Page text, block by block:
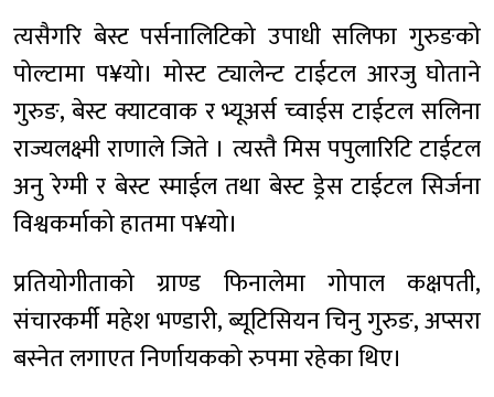
त्यसैगरि बेस्ट पर्सनालिटिको उपाधी सलिफा गुरुङको
पोल्टामा प¥यो। मोस्ट ट्यालेन्ट टाईटल आरजु घोताने
गुरुङ, बेस्ट क्याटवाक र भ्यूअर्स च्वाईस टाईटल सलिना
राज्यलक्ष्मी राणाले जिते । त्यस्तै मिस पपुलारिटि टाईटल
अनु रेग्मी र बेस्ट स्माईल तथा बेस्ट ड्रेस टाईटल सिर्जना
विश्वकर्माको हातमा प¥यो।
प्रतियोगीताको ग्राण्ड फिनालेमा गोपाल कक्षपती,
संचारकर्मी महेश भण्डारी, ब्यूटिसियन चिनु गुरुङ, अप्सरा
बस्नेत लगाएत निर्णायकको रुपमा रहेका थिए।